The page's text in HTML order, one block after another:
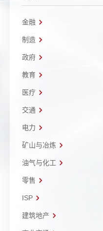
金融
制造
政府
教育
医疗
交通
电力
矿山与冶炼
油气与化工
零售
ISP
建筑地产